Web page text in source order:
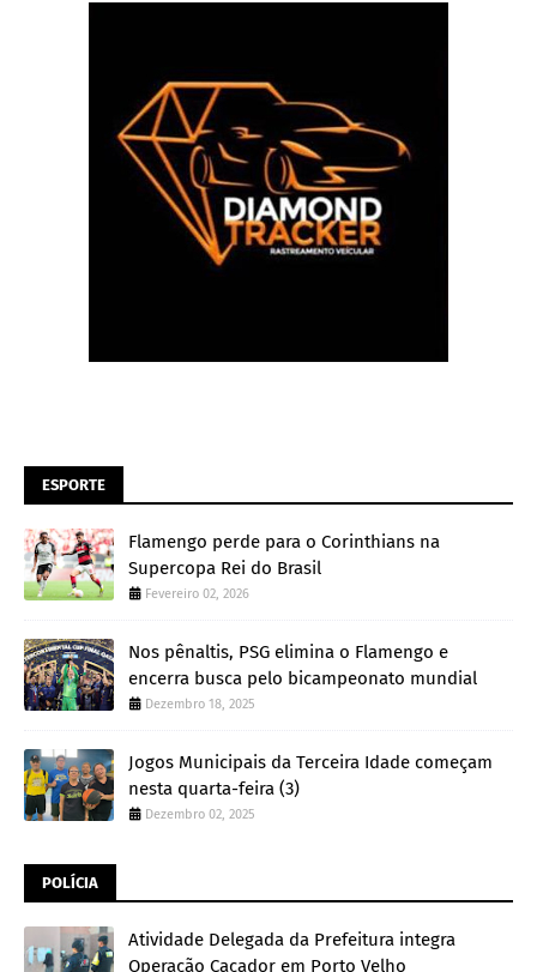
ESPORTE
Flamengo perde para o Corinthians na
Supercopa Rei do Brasil
Fevereiro 02, 2026
Nos pênaltis, PSG elimina o Flamengo e
encerra busca pelo bicampeonato mundial
Dezembro 18, 2025
Jogos Municipais da Terceira Idade começam
nesta quarta-feira (3)
Dezembro 02, 2025
POLÍCIA
Atividade Delegada da Prefeitura integra
Operação Caçador em Porto Velho